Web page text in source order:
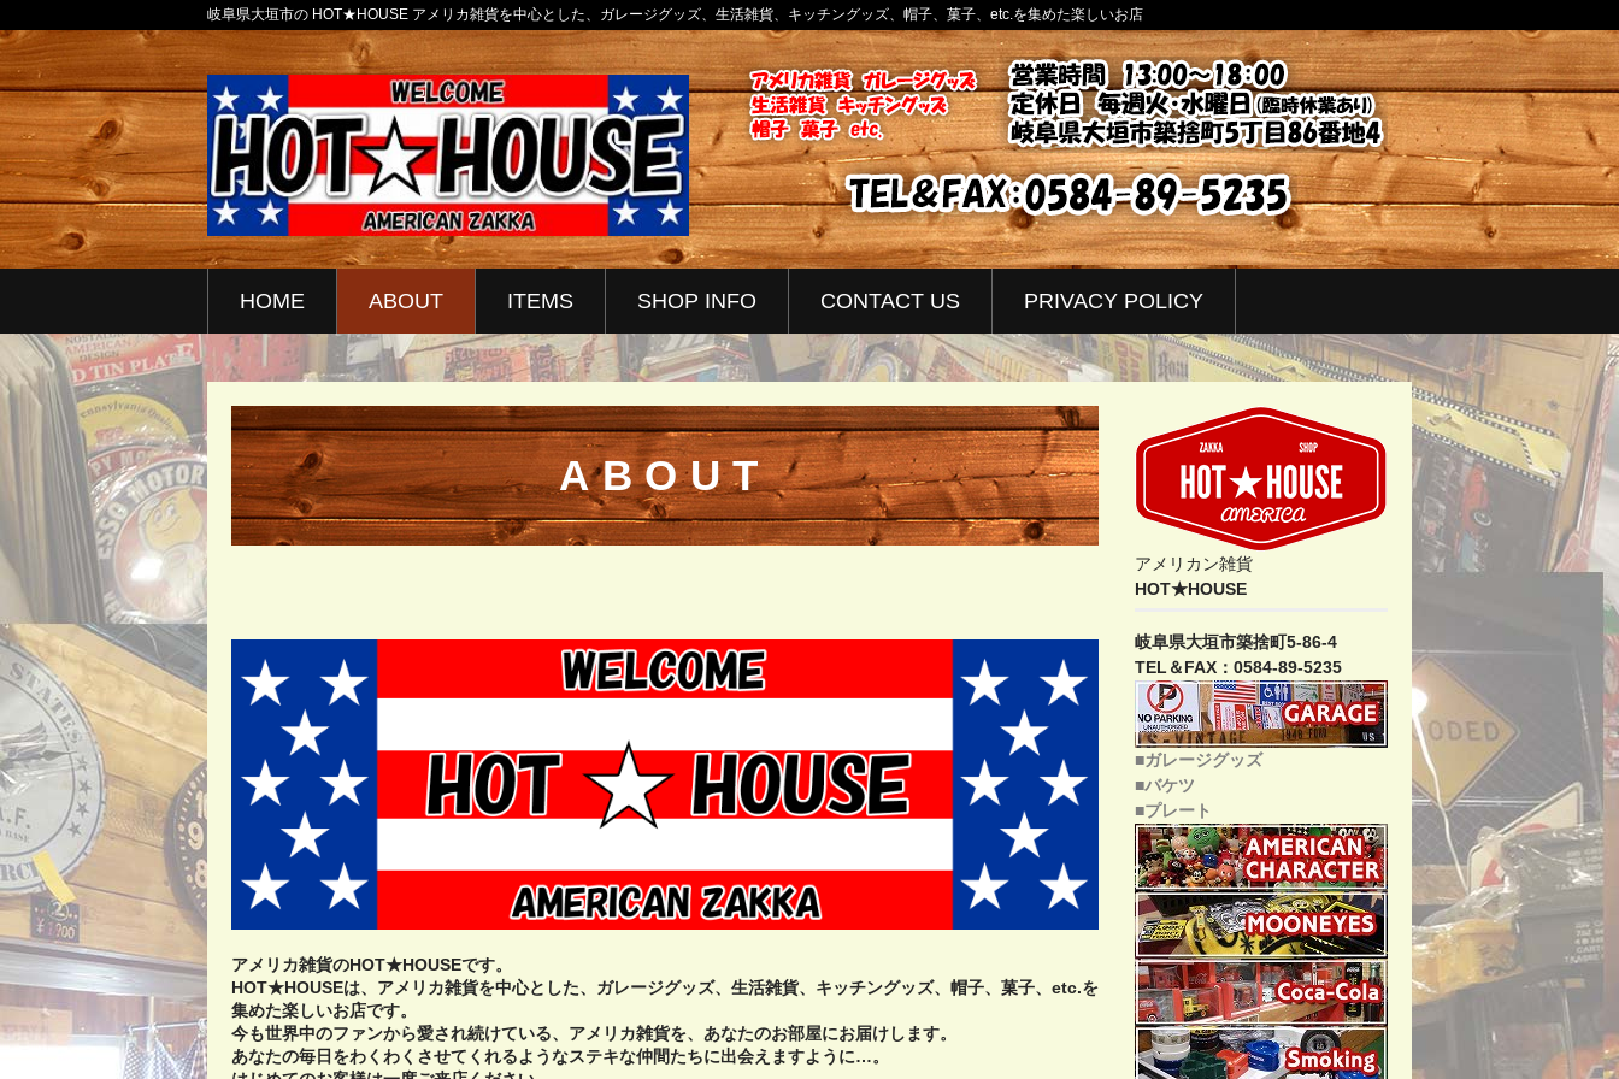
岐阜県大垣市の HOT★HOUSE アメリカ雑貨を中心とした、ガレージグッズ、生活雑貨、キッチングッズ、帽子、菓子、etc.を集めた楽しいお店
HOME ABOUT ITEMS SHOP INFO CONTACT US PRIVACY POLICY
ABOUT
アメリカ雑貨のHOT★HOUSEです。
HOT★HOUSEは、アメリカ雑貨を中心とした、ガレージグッズ、生活雑貨、キッチングッズ、帽子、菓子、etc.を
集めた楽しいお店です。
今も世界中のファンから愛され続けている、アメリカ雑貨を、あなたのお部屋にお届けします。
あなたの毎日をわくわくさせてくれるようなステキな仲間たちに出会えますように…。
アメリカン雑貨
HOT★HOUSE
岐阜県大垣市築捨町5-86-4
TEL＆FAX：0584-89-5235
■ガレージグッズ
■バケツ
■プレート